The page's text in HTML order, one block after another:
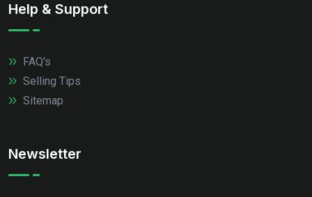
Help & Support
FAQ's
Selling Tips
Sitemap
Newsletter